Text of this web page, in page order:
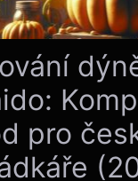
pro